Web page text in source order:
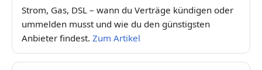
Strom, Gas, DSL – wann du Verträge kündigen oder
ummelden musst und wie du den günstigsten
Anbieter findest. Zum Artikel